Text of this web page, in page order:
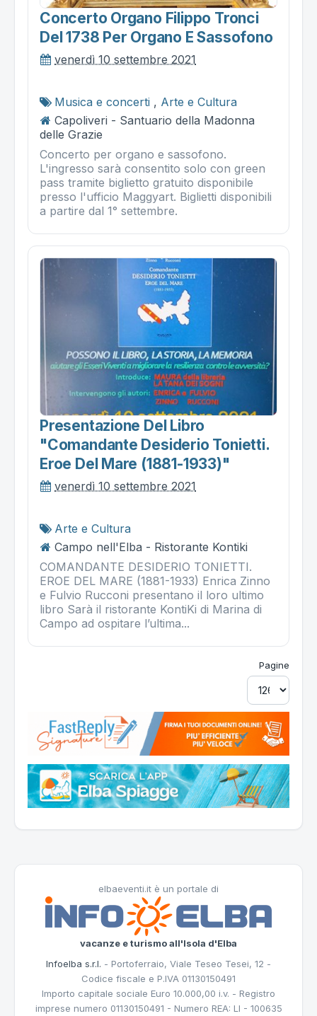
Concerto Organo Filippo Tronci
Del 1738 Per Organo E Sassofono
venerdì 10 settembre 2021
Musica e concerti , Arte e Cultura
Capoliveri - Santuario della Madonna
delle Grazie
Concerto per organo e sassofono.
L'ingresso sarà consentito solo con green
pass tramite biglietto gratuito disponibile
presso l'ufficio Maggyart. Biglietti disponibili
a partire dal 1° settembre.
Presentazione Del Libro
"comandante Desiderio Tonietti.
Eroe Del Mare (1881-1933)"
venerdì 10 settembre 2021
Arte e Cultura
Campo nell'Elba - Ristorante Kontiki
COMANDANTE DESIDERIO TONIETTI.
EROE DEL MARE (1881-1933) Enrica Zinno
e Fulvio Rucconi presentano il loro ultimo
libro Sarà il ristorante KontiKi di Marina di
Campo ad ospitare l’ultima...
Pagine
elbaeventi.it è un portale di
vacanze e turismo all'Isola d'Elba
Infoelba s.r.l. - Portoferraio, Viale Teseo Tesei, 12 -
Codice fiscale e P.IVA 01130150491
Importo capitale sociale Euro 10.000,00 i.v. - Registro
imprese numero 01130150491 - Numero REA: LI - 100635